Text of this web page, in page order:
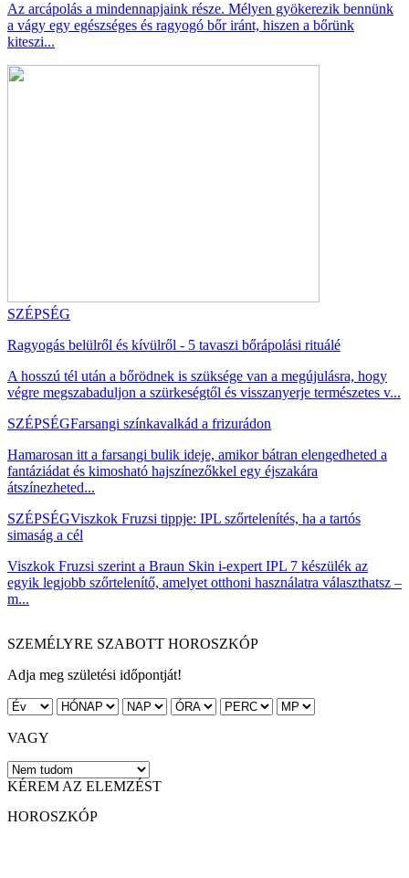
Az arcápolás a mindennapjaink része. Mélyen gyökerezik bennünk
a vágy egy egészséges és ragyogó bőr iránt, hiszen a bőrünk
kiteszi...
SZÉPSÉG
Ragyogás belülről és kívülről - 5 tavaszi bőrápolási rituálé
A hosszú tél után a bőrödnek is szüksége van a megújulásra, hogy
végre megszabaduljon a szürkeségtől és visszanyerje természetes v...
SZÉPSÉGFarsangi színkavalkád a frizurádon
Hamarosan itt a farsangi bulik ideje, amikor bátran elengedheted a
fantáziádat és kimosható hajszínezőkkel egy éjszakára
átszínezheted...
SZÉPSÉGViszkok Fruzsi tippje: IPL szőrtelenítés, ha a tartós
simaság a cél
Viszkok Fruzsi szerint a Braun Skin i-expert IPL 7 készülék az
egyik legjobb szőrtelenítő, amelyet otthoni használatra választhatsz –
m...
SZEMÉLYRE SZABOTT HOROSZKÓP
Adja meg születési időpontját!
VAGY
KÉREM AZ ELEMZÉST
HOROSZKÓP